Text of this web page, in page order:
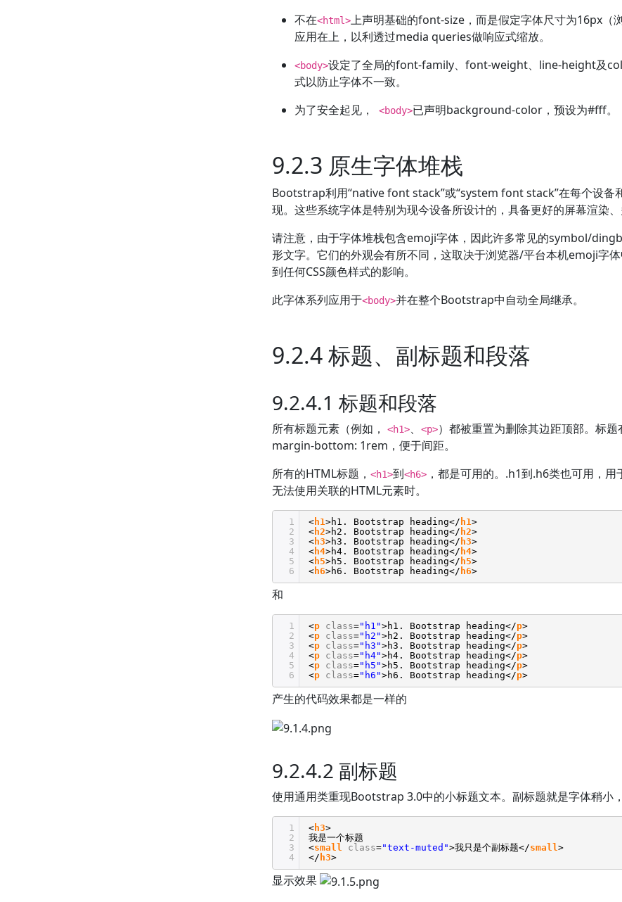
不在<html>上声明基础的font-size，而是假定字体尺寸为16px（
应用在上，以利透过media queries做响应式缩放。
<body>设定了全局的font-family、font-weight、line-height及
式以防止字体不一致。
为了安全起见，
<body>已声明background-color，预设为#fff。
9.2.3 原生字体堆栈
Bootstrap利用“native font stack”或“system font stack”在每个设备
现。这些系统字体是特别为现今设备所设计的，具备更好的屏幕渲染、
请注意，由于字体堆栈包含emoji字体，因此许多常见的symbol/
形文字。它们的外观会有所不同，这取决于浏览器/平台本机emoji字
到任何CSS颜色样式的影响。
此字体系列应用于<body>并在整个Bootstrap中自动全局继承。
9.2.4 标题、副标题和段落
9.2.4.1 标题和段落
所有标题元素（例如， <h1>、 <p>）都被重置为删除其边距顶部。标
margin-bottom: 1rem，便于间距。
所有的HTML标题， <h1>到<h6> ，都是可用的。.h1到.h6类也可用，
无法使用关联的HTML元素时。
1
2
3
4
5
6
< h1>h1. Bootstrap heading</ h1>
< h2>h2. Bootstrap heading</ h2>
< h3>h3. Bootstrap heading</ h3>
< h4>h4. Bootstrap heading</ h4>
< h5>h5. Bootstrap heading</ h5>
< h6>h6. Bootstrap heading</ h6>
和
1
2
3
4
5
6
<p class="h1">h1. Bootstrap heading</p>
<p class="h2">h2. Bootstrap heading</p>
<p class="h3">h3. Bootstrap heading</p>
<p class="h4">h4. Bootstrap heading</p>
<p class="h5">h5. Bootstrap heading</p>
<p class="h6">h6. Bootstrap heading</p>
产生的代码效果都是一样的
9.2.4.2 副标题
使用通用类重现Bootstrap 3.0中的小标题文本。副标题就是字体稍小
1
2
3
4
< h3>
我是一个标题
<small class="text-muted">我只是个副标题</small >
</ h3>
显示效果